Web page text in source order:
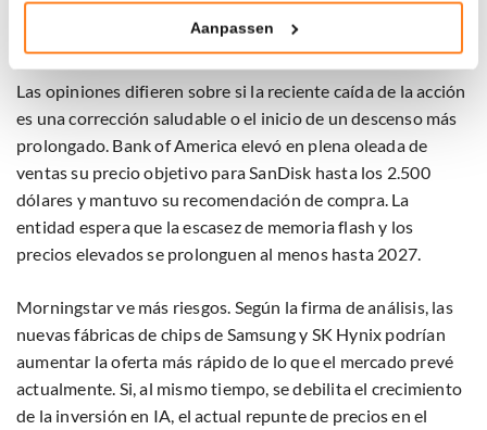
Klik hieronder om ons toestemming te geven om deze
maak gedetailleerde keuzes, waaronder het maken van
bezwaar tegen bedrijven die persoonsgegevens verwerken
instellingen te allen tijde inzien en bijwerken door op de
tekst 'cookies' te klikken onderaan de pagina. Voor meer
informatie: zie onsprivacy- encookiestatement .
Aanpassen
Los analistas, divididos
Las opiniones difieren sobre si la reciente caída de la acción
es una corrección saludable o el inicio de un descenso más
prolongado. Bank of America elevó en plena oleada de
ventas su precio objetivo para SanDisk hasta los 2.500
dólares y mantuvo su recomendación de compra. La
entidad espera que la escasez de memoria flash y los
precios elevados se prolonguen al menos hasta 2027.
Morningstar ve más riesgos. Según la firma de análisis, las
nuevas fábricas de chips de Samsung y SK Hynix podrían
aumentar la oferta más rápido de lo que el mercado prevé
actualmente. Si, al mismo tiempo, se debilita el crecimiento
de la inversión en IA, el actual repunte de precios en el